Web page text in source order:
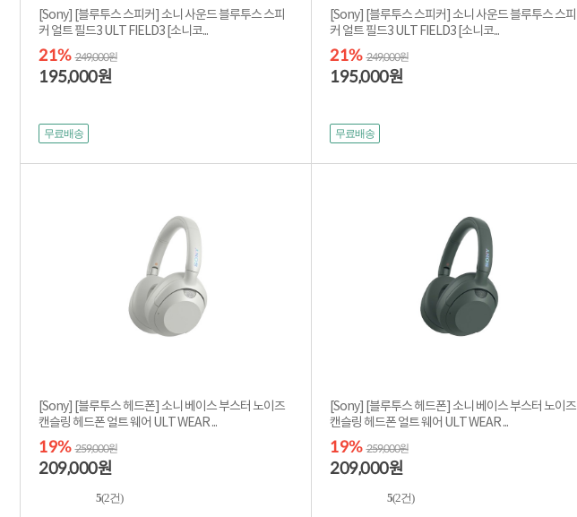
[Sony] [블루투스 스피커] 소니 사운드 블루투스 스피
커 얼트 필드3 ULT FIELD3 [소니코...
21% 249,000원
195,000원
무료배송
[Sony] [블루투스 스피커] 소니 사운드 블루투스 스피
커 얼트 필드3 ULT FIELD3 [소니코...
21% 249,000원
195,000원
무료배송
[Sony] [블루투스 헤드폰] 소니 베이스 부스터 노이즈
캔슬링 헤드폰 얼트 웨어 ULT WEAR ...
19% 259,000원
209,000원
5(2건)
[Sony] [블루투스 헤드폰] 소니 베이스 부스터 노이즈
캔슬링 헤드폰 얼트 웨어 ULT WEAR ...
19% 259,000원
209,000원
5(2건)